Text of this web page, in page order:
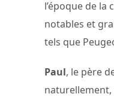
l’époque de la
notables et
tels que
Paul, le père